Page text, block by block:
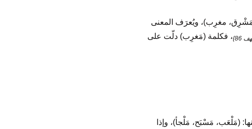
مَشْرِق، مغرِب)، ويُعرَف المعنى
86}
، فكلمة (مَغرِب) دلّت على
(مَلْعَب، مَسْبَح، مَلْجأ)، وإذا